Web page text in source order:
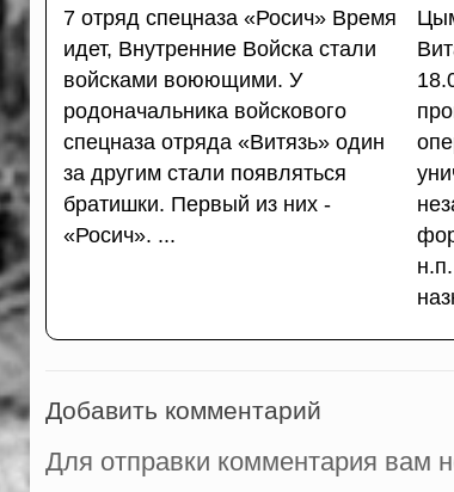
7 отряд спецназа «Росич» Время
идет, Внутренние Войска стали
войсками воюющими. У
родоначальника войскового
спецназа отряда «Витязь» один
за другим стали появляться
братишки. Первый из них -
«Росич». ...
Добавить комментарий
Для отправки комментария вам